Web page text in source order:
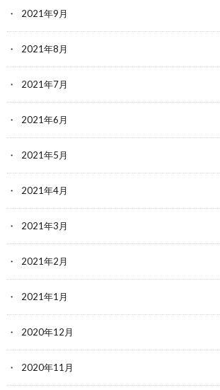
2021年9月
2021年8月
2021年7月
2021年6月
2021年5月
2021年4月
2021年3月
2021年2月
2021年1月
2020年12月
2020年11月